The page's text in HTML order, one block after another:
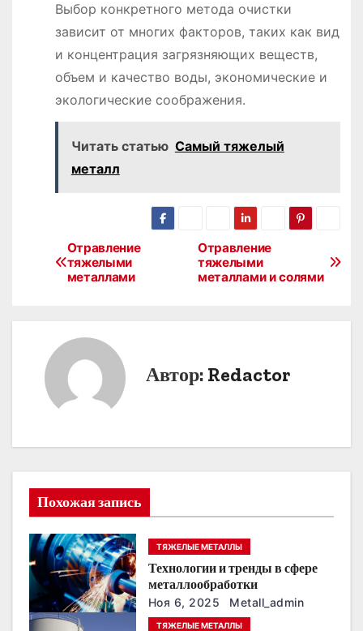
Выбор конкретного метода очистки
зависит от многих факторов, таких как вид
и концентрация загрязняющих веществ,
объем и качество воды, экономические и
экологические соображения.
Читать статью Самый тяжелый
металл
Н
и
а
ц
и
я
п
о
з
Отравление
тяжелыми
металлами и солями
Отравление
тяжелыми
металлами
Автор: Redactor
Похожая запись
ТЯЖЕЛЫЕ МЕТАЛЛЫ
Технологии и тренды в сфере
металлообработки
Ноя 6, 2025 Metall_admin
ТЯЖЕЛЫЕ МЕТАЛЛЫ